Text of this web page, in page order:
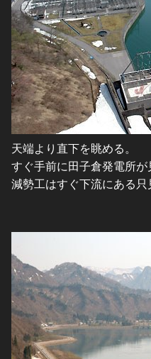
天端より直下を眺める。
すぐ手前に田子倉発電所が
減勢工はすぐ下流にある只